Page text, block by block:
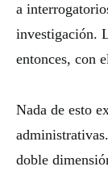
a
investigación.
entonces, con
Nada de esto
doble